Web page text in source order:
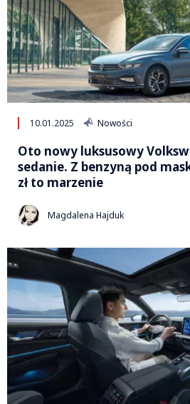
10.01.2025 Nowości
Oto nowy luksusowy
sedanie. Z benzyną pod
zł to marzenie
Magdalena Hajduk